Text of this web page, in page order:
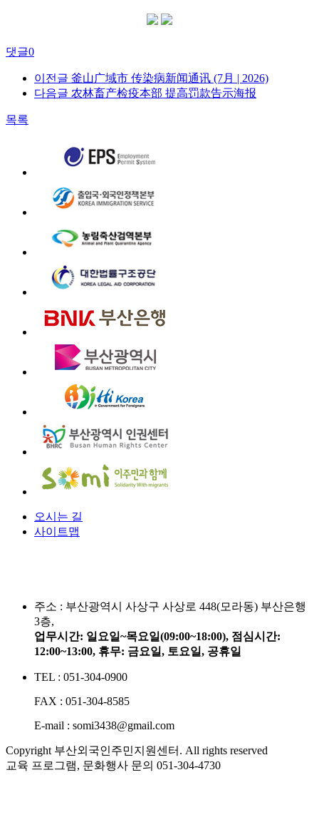
댓글0
이전글 釜山广域市 传染病新闻通讯 (7月 | 2026)
다음글 农林畜产检疫本部 提高罚款告示海报
목록
오시는 길
사이트맵
주소 : 부산광역시 사상구 사상로 448(모라동) 부산은행
3층,
업무시간: 일요일~목요일(09:00~18:00), 점심시간:
12:00~13:00, 휴무: 금요일, 토요일, 공휴일
TEL : 051-304-0900
FAX : 051-304-8585
E-mail : somi3438@gmail.com
Copyright 부산외국인주민지원센터. All rights reserved
교육 프로그램, 문화행사 문의 051-304-4730